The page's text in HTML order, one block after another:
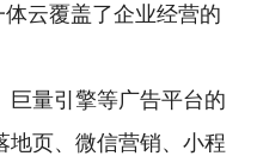
云覆盖了企业经营的
巨量引擎等广告平台的
地页、微信营销、小程